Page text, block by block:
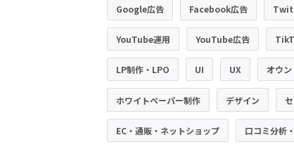
Google広告 Facebook広告
YouTube運用 YouTube広告
LP制作・LPO UI UX オウン
ホワイトペーパー制作 デザイン
EC・通販・ネットショップ 口コミ分析